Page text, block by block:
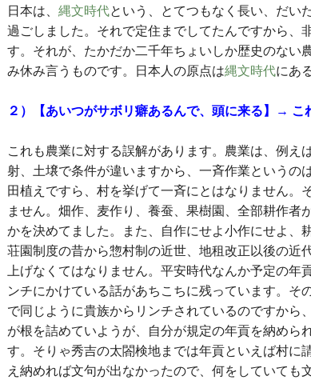
日本は、 縄文時代という、とてつもなく長い、だい
過ごしました。それで定住までしてたんですから、
す。それが、たかだか二千年ちょいしか歴史のない
み休み言うものです。日本人の原点は縄文時代にあ
２）【あいつがサボリ癖あるんで、頭に来る】→ こ
これも農業に対する誤解があります。農業は、例え
射、土壌で条件が違いますから、一斉作業というの
田植えですら、村を挙げて一斉にとはなりません。
ません。畑作、麦作り、養蚕、果樹園、全部耕作者
かを決めてました。また、自作にせよ小作にせよ、
荘園制度の昔から惣村制の近世、地租改正以後の近
上げなくてはなりません。平安時代なんか予定の年
ンチにかけている話があちこちに残っています。そ
で同じように貴族からリンチされているのですから
が根を詰めていようが、自分が規定の年貢を納めら
す。そりゃ秀吉の太閤検地までは年貢といえば村に
え納めれば文句が出なかったので、何をしていても